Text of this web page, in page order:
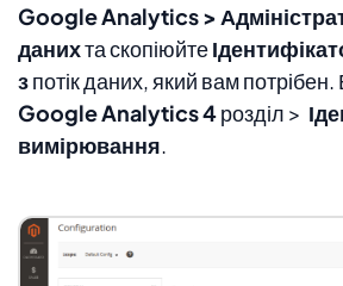
Google Analytics >
данихта скопіюйте
зпотік даних, який вам потрібен.
Google Analytics 4розділ >
вимірювання.